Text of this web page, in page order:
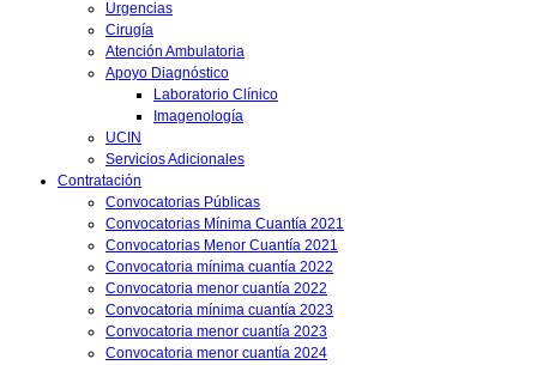
Urgencias
Cirugía
Atención Ambulatoria
Apoyo Diagnóstico
Laboratorio Clínico
Imagenología
UCIN
Servicios Adicionales
Contratación
Convocatorias Públicas
Convocatorias Mínima Cuantía 2021
Convocatorias Menor Cuantía 2021
Convocatoria mínima cuantía 2022
Convocatoria menor cuantía 2022
Convocatoria mínima cuantía 2023
Convocatoria menor cuantía 2023
Convocatoria menor cuantía 2024